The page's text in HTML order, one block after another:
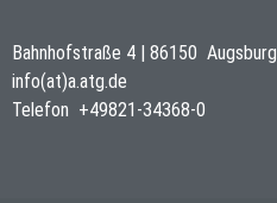
Bahnhofstraße 4 86150 Augsburg
info(at)a.atg.de
Telefon +49821-34368-0